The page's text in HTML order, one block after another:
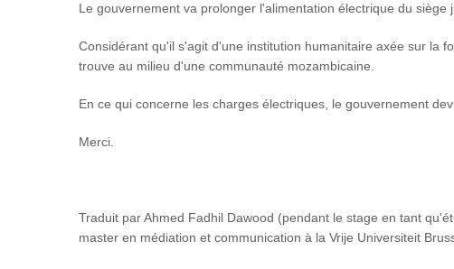
Le gouvernement va prolonger l'alimentation électrique du siège
Considérant qu'il s'agit d'une institution humanitaire axée sur la
trouve au milieu d'une communauté mozambicaine.
En ce qui concerne les charges électriques, le gouvernement
Merci.
Traduit par Ahmed Fadhil Dawood (pendant le stage en tant
master en médiation et communication à la Vrije Universiteit